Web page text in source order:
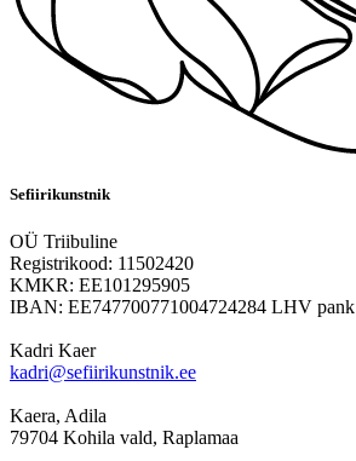
Sefiirikunstnik
OÜ Triibuline
Registrikood: 11502420
KMKR: EE101295905
IBAN: EE747700771004724284 LHV pank
Kadri Kaer
kadri@sefiirikunstnik.ee
Kaera, Adila
79704 Kohila vald, Raplamaa